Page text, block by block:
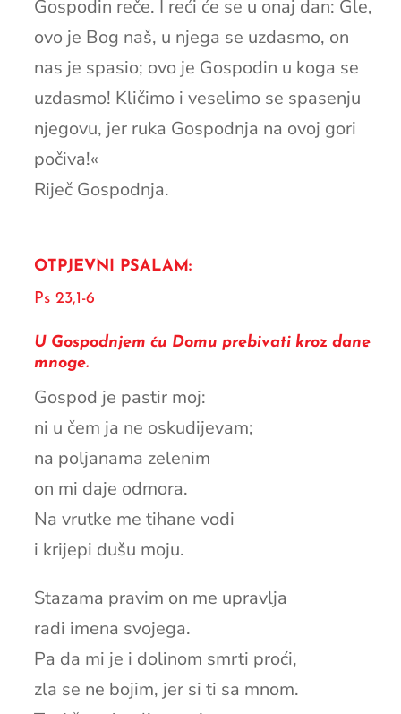
Gospodin reče. I reći će se u onaj dan: Gle,
ovo je Bog naš, u njega se uzdasmo, on
nas je spasio; ovo je Gospodin u koga se
uzdasmo! Kličimo i veselimo se spasenju
njegovu, jer ruka Gospodnja na ovoj gori
počiva!«
Riječ Gospodnja.
OTPJEVNI PSALAM:
Ps 23,1-6
U Gospodnjem ću Domu prebivati kroz dane
mnoge.
Gospod je pastir moj:
ni u čem ja ne oskudijevam;
na poljanama zelenim
on mi daje odmora.
Na vrutke me tihane vodi
i krijepi dušu moju.
Stazama pravim on me upravlja
radi imena svojega.
Pa da mi je i dolinom smrti proći,
zla se ne bojim, jer si ti sa mnom.